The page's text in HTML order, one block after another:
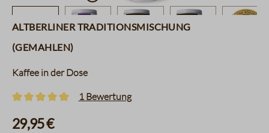
Altberliner Traditionsmischung
(gemahlen)
Kaffee in der Dose
1 Bewertung
29,95 €